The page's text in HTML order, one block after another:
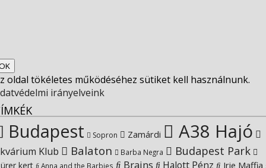
oldal tökéletes működéséhez sütiket kell használnunk.
irányelveink
Budapest Sopron Zamárdi A38 Hajó
Klub Balaton Barba Negra Budapest Park
kert Anna and the Barbies Brains Halott Pénz Irie Maffia